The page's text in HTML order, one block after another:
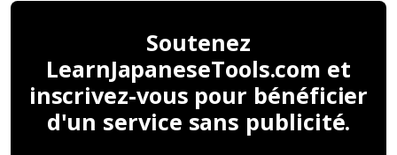
Soutenez
LearnJapaneseTools.com et
inscrivez-vous pour bénéficier
d'un service sans publicité.